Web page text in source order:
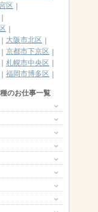
区
大阪市北区
京都市下京区
札幌市中央区
福岡市博多区
のお仕事一覧